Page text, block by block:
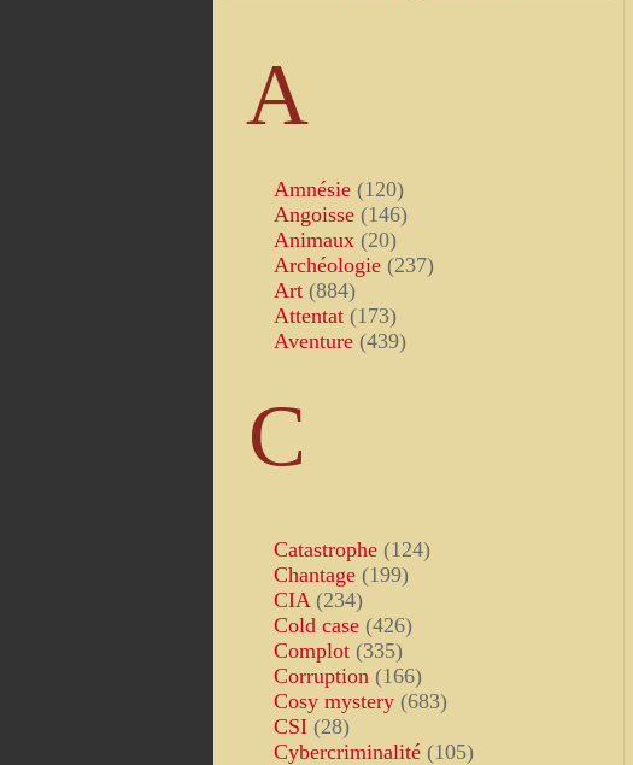
A
Amnésie (120)
Angoisse (146)
Animaux (20)
Archéologie (237)
Art (884)
Attentat (173)
Aventure (439)
C
Catastrophe (124)
Chantage (199)
CIA (234)
Cold case (426)
Complot (335)
Corruption (166)
Cosy mystery (683)
CSI (28)
Cybercriminalité (105)